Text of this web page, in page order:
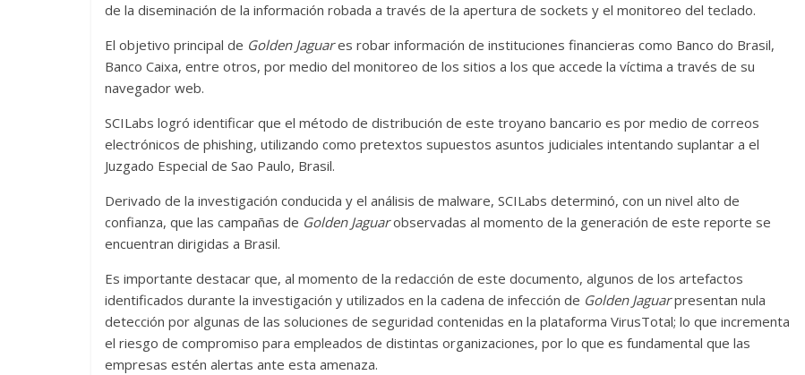
de la diseminación de la información robada a través de la apertura de sockets y el monitoreo del teclado.
El objetivo principal de Golden Jaguares robar información de instituciones financieras como Banco do Brasil,
Banco Caixa, entre otros, por medio del monitoreo de los sitios a los que accede la víctima a través de su
navegador web.
SCILabs logró identificar que el método de distribución de este troyano bancario es por medio de correos
electrónicos de phishing, utilizando como pretextos supuestos asuntos judiciales intentando suplantar a el
Juzgado Especial de Sao Paulo, Brasil.
Derivado de la investigación conducida y el análisis de malware, SCILabs determinó, con un nivel alto de
confianza, que las campañas de Golden Jaguarobservadas al momento de la generación de este reporte se
encuentran dirigidas a Brasil.
Es importante destacar que, al momento de la redacción de este documento, algunos de los artefactos
identificados durante la investigación y utilizados en la cadena de infección de Golden Jaguarpresentan nula
detección por algunas de las soluciones de seguridad contenidas en la plataforma VirusTotal; lo que incrementa
el riesgo de compromiso para empleados de distintas organizaciones, por lo que es fundamental que las
empresas estén alertas ante esta amenaza.